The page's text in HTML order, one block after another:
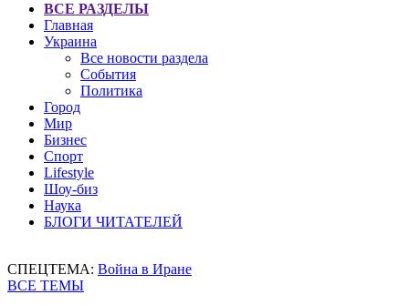
ВСЕ РАЗДЕЛЫ
Главная
Украина
Все новости раздела
События
Политика
Город
Мир
Бизнес
Спорт
Lifestyle
Шоу-биз
Наука
БЛОГИ ЧИТАТЕЛЕЙ
СПЕЦТЕМА: Война в Иране
ВСЕ ТЕМЫ